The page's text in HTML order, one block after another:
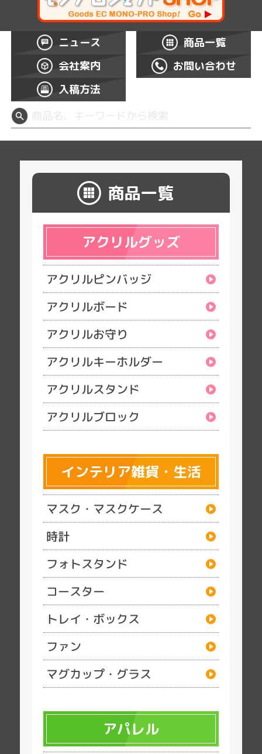
ニュース
商品一覧
会社案内
お問い合わせ
入稿方法
商品一覧
アクリルグッズ
アクリルピンバッジ
アクリルボード
アクリルお守り
アクリルキーホルダー
アクリルスタンド
アクリルブロック
インテリア雑貨・生活
マスク・マスクケース
時計
フォトスタンド
コースター
トレイ・ボックス
ファン
マグカップ・グラス
アパレル